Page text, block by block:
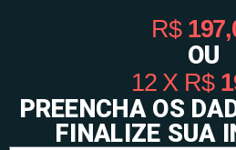
R$
OU
12 X R$
PREENCHA OS
FINALIZE SUA